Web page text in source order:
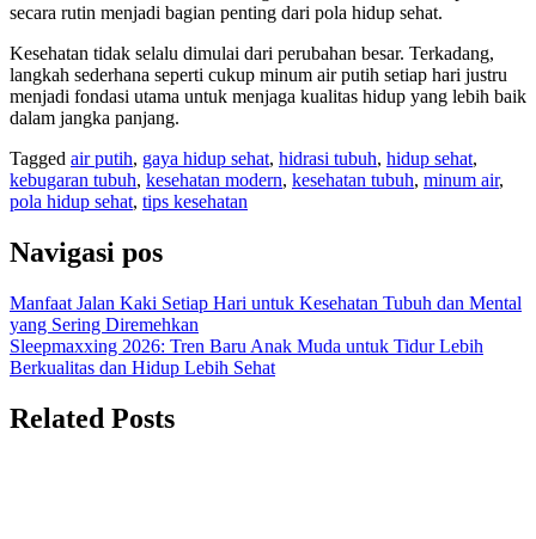
secara rutin menjadi bagian penting dari pola hidup sehat.
Kesehatan tidak selalu dimulai dari perubahan besar. Terkadang,
langkah sederhana seperti cukup minum air putih setiap hari justru
menjadi fondasi utama untuk menjaga kualitas hidup yang lebih baik
dalam jangka panjang.
Tagged air putih, gaya hidup sehat, hidrasi tubuh, hidup sehat,
kebugaran tubuh, kesehatan modern, kesehatan tubuh, minum air,
pola hidup sehat, tips kesehatan
Navigasi pos
Manfaat Jalan Kaki Setiap Hari untuk Kesehatan Tubuh dan Mental
yang Sering Diremehkan
Sleepmaxxing 2026: Tren Baru Anak Muda untuk Tidur Lebih
Berkualitas dan Hidup Lebih Sehat
Related Posts